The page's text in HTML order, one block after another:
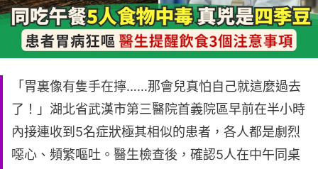
「胃裏像有隻手在擰……那會兒真怕自己就這麼過去
了！」湖北省武漢市第三醫院首義院區早前在半小時
內接連收到5名症狀極其相似的患者，各人都是劇烈
噁心、頻繁嘔吐。醫生檢查後，確認5人在中午同桌